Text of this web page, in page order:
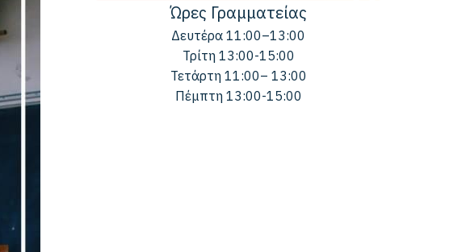
Ώρες Γραμματείας
Δευτέρα 11:00–13:00
Τρίτη 13:00-15:00
Τετάρτη 11:00– 13:00
Πέμπτη 13:00-15:00